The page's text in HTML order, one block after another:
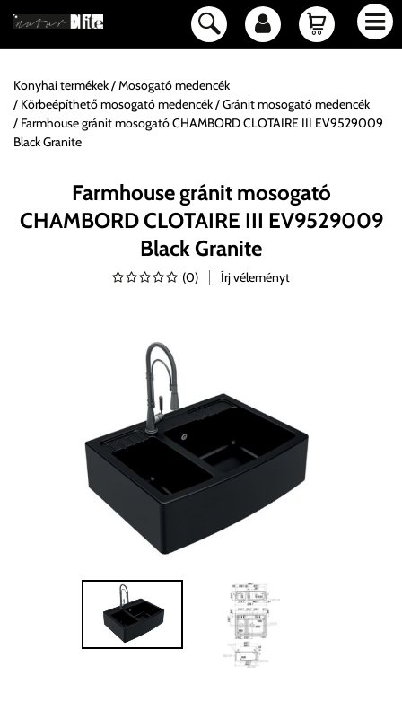
Konyhai termékek
Mosogató medencék
Körbeépíthető mosogató medencék
Gránit mosogató medencék
Farmhouse gránit mosogató CHAMBORD CLOTAIRE III EV9529009
Black Granite
Farmhouse gránit mosogató
CHAMBORD CLOTAIRE III EV9529009
Black Granite
(0) Írj véleményt